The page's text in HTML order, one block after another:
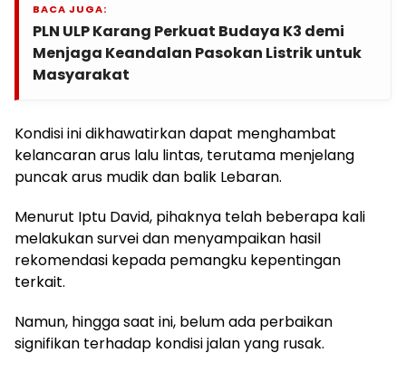
BACA JUGA:
PLN ULP Karang Perkuat Budaya K3 demi
Menjaga Keandalan Pasokan Listrik untuk
Masyarakat
Kondisi ini dikhawatirkan dapat menghambat
kelancaran arus lalu lintas, terutama menjelang
puncak arus mudik dan balik Lebaran.
Menurut Iptu David, pihaknya telah beberapa kali
melakukan survei dan menyampaikan hasil
rekomendasi kepada pemangku kepentingan
terkait.
Namun, hingga saat ini, belum ada perbaikan
signifikan terhadap kondisi jalan yang rusak.